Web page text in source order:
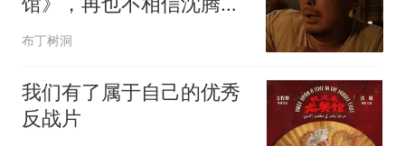
(含剧透)
布丁树洞
我们有了属于自己的优秀
反战片